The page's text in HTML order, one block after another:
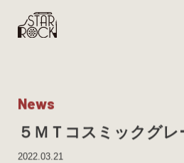
News
５ＭＴコスミックグレ
2022.03.21